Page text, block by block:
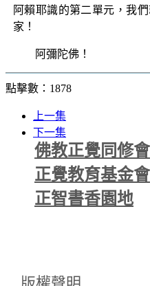
阿賴耶識的第二單元，我
家！
阿彌陀佛！
點擊數：1878
上一集
下一集
佛教正覺同修會
正覺教育基金會
正智書香園地
版權聲明